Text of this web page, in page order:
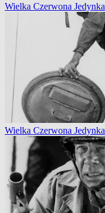
Wielka Czerwona Jedynka
Wielka Czerwona Jedynka